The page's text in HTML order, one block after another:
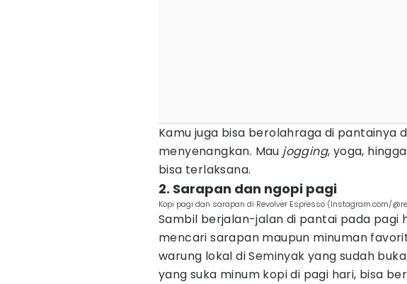
Kamu juga bisa berolahraga di pantainya
menyenangkan. Mau jogging, yoga,
bisa terlaksana.
2. Sarapan dan ngopi pagi
Kopi pagi dan sarapan di Revolver Espresso (Instagram.com/
Sambil berjalan-jalan di pantai pada pagi
mencari sarapan maupun minuman
warung lokal di Seminyak yang sudah
yang suka minum kopi di pagi hari, bisa